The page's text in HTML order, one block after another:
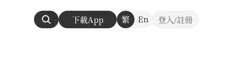
下載App 繁 En 登入/註冊